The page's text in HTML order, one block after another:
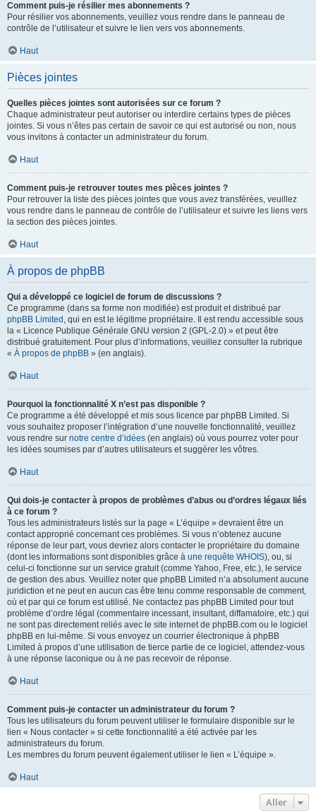
Comment puis-je résilier mes abonnements ?
Pour résilier vos abonnements, veuillez vous rendre dans le panneau de
contrôle de l’utilisateur et suivre le lien vers vos abonnements.
Haut
Pièces jointes
Quelles pièces jointes sont autorisées sur ce forum ?
Chaque administrateur peut autoriser ou interdire certains types de pièces
jointes. Si vous n’êtes pas certain de savoir ce qui est autorisé ou non, nous
vous invitons à contacter un administrateur du forum.
Haut
Comment puis-je retrouver toutes mes pièces jointes ?
Pour retrouver la liste des pièces jointes que vous avez transférées, veuillez
vous rendre dans le panneau de contrôle de l’utilisateur et suivre les liens vers
la section des pièces jointes.
Haut
À propos de phpBB
Qui a développé ce logiciel de forum de discussions ?
Ce programme (dans sa forme non modifiée) est produit et distribué par
phpBB Limited , qui en est le légitime propriétaire. Il est rendu accessible sous
la « Licence Publique Générale GNU version 2 (GPL-2.0) » et peut être
distribué gratuitement. Pour plus d’informations, veuillez consulter la rubrique
« À propos de phpBB » (en anglais).
Haut
Pourquoi la fonctionnalité X n’est pas disponible ?
Ce programme a été développé et mis sous licence par phpBB Limited. Si
vous souhaitez proposer l’intégration d’une nouvelle fonctionnalité, veuillez
vous rendre sur notre centre d’idées (en anglais) où vous pourrez voter pour
les idées soumises par d’autres utilisateurs et suggérer les vôtres.
Haut
Qui dois-je contacter à propos de problèmes d’abus ou d’ordres légaux liés
à ce forum ?
Tous les administrateurs listés sur la page « L’équipe » devraient être un
contact approprié concernant ces problèmes. Si vous n’obtenez aucune
réponse de leur part, vous devriez alors contacter le propriétaire du domaine
(dont les informations sont disponibles grâce à une requête WHOIS), ou, si
celui-ci fonctionne sur un service gratuit (comme Yahoo, Free, etc.), le service
de gestion des abus. Veuillez noter que phpBB Limited n’a absolument aucune
juridiction et ne peut en aucun cas être tenu comme responsable de comment,
où et par qui ce forum est utilisé. Ne contactez pas phpBB Limited pour tout
problème d’ordre légal (commentaire incessant, insultant, diffamatoire, etc.) qui
ne sont pas directement reliés avec le site internet de phpBB.com ou le logiciel
phpBB en lui-même. Si vous envoyez un courrier électronique à phpBB
Limited à propos d’une utilisation de tierce partie de ce logiciel, attendez-vous
à une réponse laconique ou à ne pas recevoir de réponse.
Haut
Comment puis-je contacter un administrateur du forum ?
Tous les utilisateurs du forum peuvent utiliser le formulaire disponible sur le
lien « Nous contacter » si cette fonctionnalité a été activée par les
administrateurs du forum.
Les membres du forum peuvent également utiliser le lien « L’équipe ».
Haut
Aller